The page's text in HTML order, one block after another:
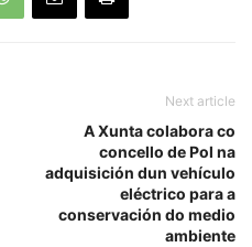
Next article
A Xunta colabora co
concello de Pol na
adquisición dun vehículo
eléctrico para a
conservación do medio
ambiente